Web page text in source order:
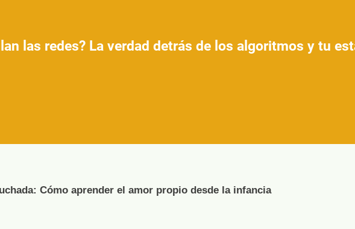
las redes? La verdad detrás de los algoritmos y tu
Cómo aprender el amor propio desde la infancia